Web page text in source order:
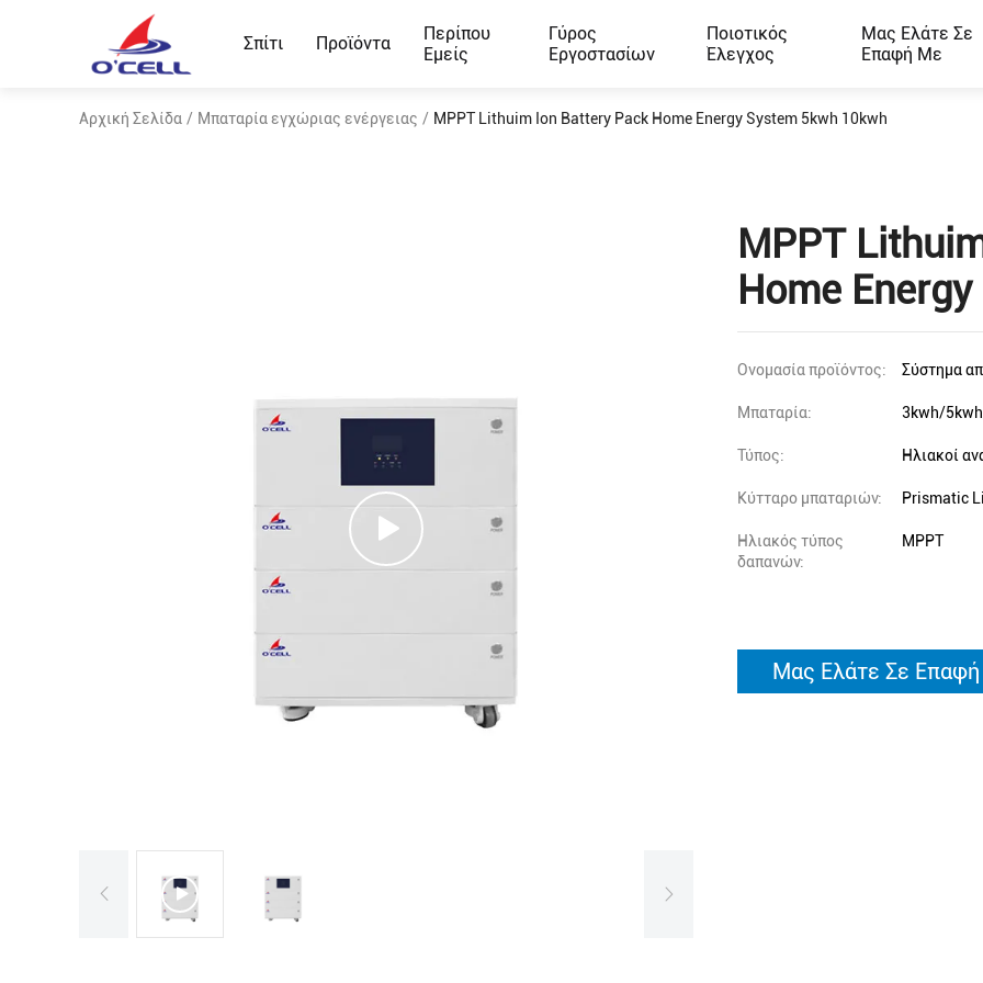
Σπίτι Προϊόντα
Περίπου
Εμείς
Γύρος
Εργοστασίων
Ποιοτικός
Έλεγχος
Μας Ελάτε Σε
Επαφή Με
Αρχική Σελίδα / Μπαταρία εγχώριας ενέργειας / MPPT Lithuim Ion Battery Pack Home Energy System 5kwh 10kwh
MPPT
Home
Ονομασία προϊόντος: Σύστημα
Μπαταρία: 3kwh/
Τύπος: Ηλιακοί
Κύτταρο μπαταριών: Prismatic
Ηλιακός τύπος
δαπανών:
MPPT
Μας Ελάτε Σε